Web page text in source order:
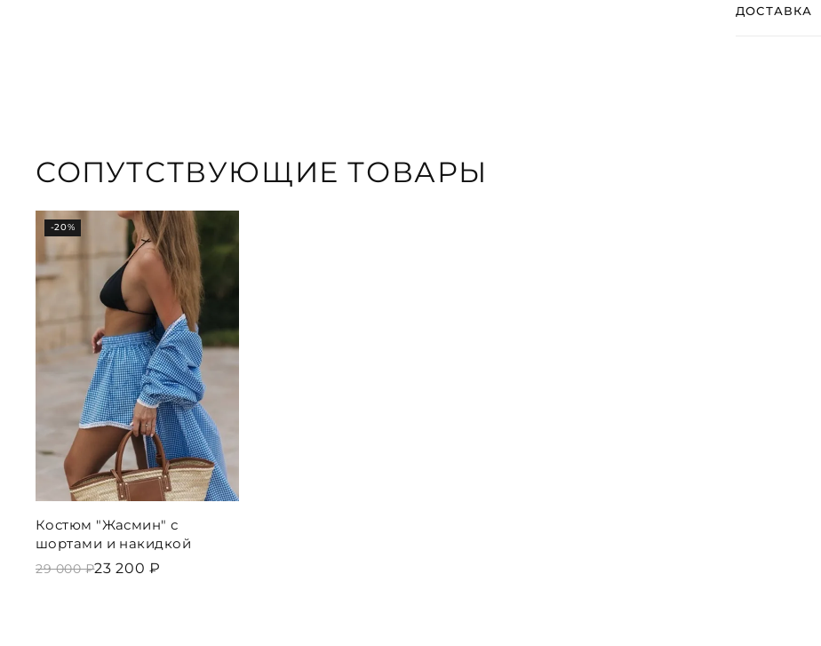
ДОСТАВКА
СОПУТСТВУЮЩИЕ ТОВАРЫ
-20%
Костюм "Жасмин" с
шортами и накидкой
29 000 ₽23 200 ₽